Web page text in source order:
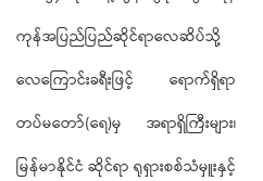
ကုန်အပြည်ပြည်ဆိုင်ရာလေဆိပ်သို့
လေကြောင်းခရီးဖြင့် ရောက်ရှိရာ
တပ်မတော်(ရေ)မှ အရာရှိကြီးများ၊
မြန်မာနိုင်ငံ ဆိုင်ရာ ရုရှားစစ်သံမှူးနှင့်